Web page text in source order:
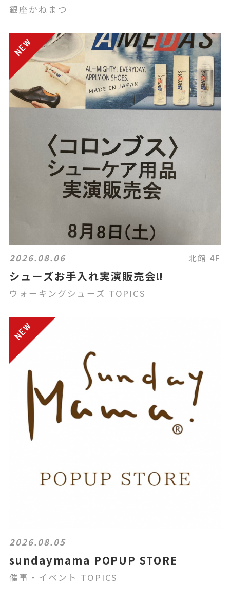
銀座かねまつ
2026.08.06 北館 4F
シューズお手入れ実演販売会‼️
ウォーキングシューズ TOPICS
2026.08.05
sundaymama POPUP STORE
催事・イベント TOPICS